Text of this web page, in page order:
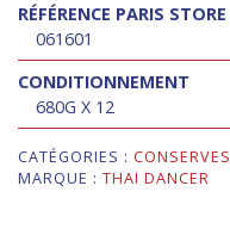
RÉFÉRENCE PARIS STORE
061601
CONDITIONNEMENT
680G X 12
CATÉGORIES : CONSERVES
MARQUE : THAI DANCER